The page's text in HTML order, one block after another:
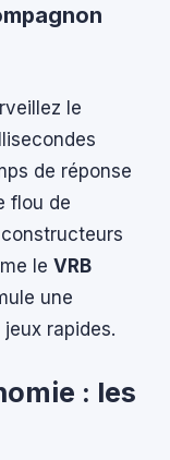
le
de réponse
flou de
le VRB
une
rapides.
: les